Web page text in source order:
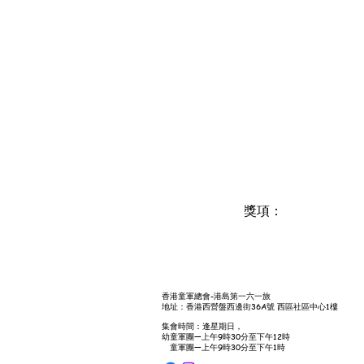
獎項：
香港童軍總會-港島第一六一旅
地址：香港西營盤西邊街36A號 西區社區中心1樓
集會時間：逢星期日，
幼童軍團—上午9時30分至下午12時
童軍團—上午9時30分至下午1時